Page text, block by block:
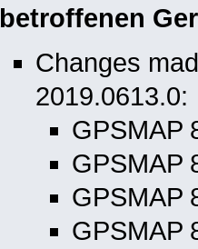
betroffenen
Changes
2019.0613.0:
GPSMAP
GPSMAP
GPSMAP
GPSMAP